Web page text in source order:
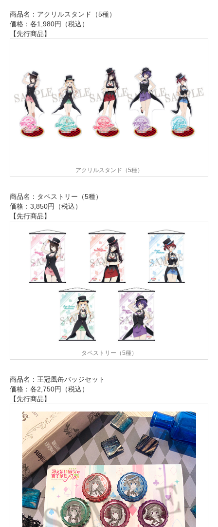
商品名：アクリルスタンド（5種）
価格：各1,980円（税込）
【先行商品】
アクリルスタンド（5種）
商品名：タペストリー（5種）
価格：3,850円（税込）
【先行商品】
タペストリー（5種）
商品名：王冠風缶バッジセット
価格：各2,750円（税込）
【先行商品】